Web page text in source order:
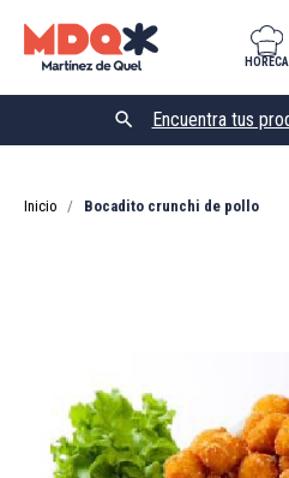
HORECA

Inicio Bocadito crunchi de pollo